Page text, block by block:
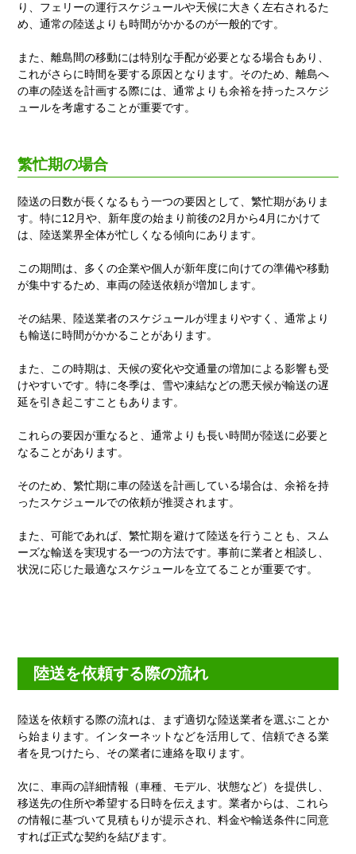
り、フェリーの運行スケジュールや天候に大きく左右されるた
め、通常の陸送よりも時間がかかるのが一般的です。
また、離島間の移動には特別な手配が必要となる場合もあり、
これがさらに時間を要する原因となります。そのため、離島へ
の車の陸送を計画する際には、通常よりも余裕を持ったスケジ
ュールを考慮することが重要です。
繁忙期の場合
陸送の日数が長くなるもう一つの要因として、繁忙期がありま
す。特に12月や、新年度の始まり前後の2月から4月にかけて
は、陸送業界全体が忙しくなる傾向にあります。
この期間は、多くの企業や個人が新年度に向けての準備や移動
が集中するため、車両の陸送依頼が増加します。
その結果、陸送業者のスケジュールが埋まりやすく、通常より
も輸送に時間がかかることがあります。
また、この時期は、天候の変化や交通量の増加による影響も受
けやすいです。特に冬季は、雪や凍結などの悪天候が輸送の遅
延を引き起こすこともあります。
これらの要因が重なると、通常よりも長い時間が陸送に必要と
なることがあります。
そのため、繁忙期に車の陸送を計画している場合は、余裕を持
ったスケジュールでの依頼が推奨されます。
また、可能であれば、繁忙期を避けて陸送を行うことも、スム
ーズな輸送を実現する一つの方法です。事前に業者と相談し、
状況に応じた最適なスケジュールを立てることが重要です。
陸送を依頼する際の流れ
陸送を依頼する際の流れは、まず適切な陸送業者を選ぶことか
ら始まります。インターネットなどを活用して、信頼できる業
者を見つけたら、その業者に連絡を取ります。
次に、車両の詳細情報（車種、モデル、状態など）を提供し、
移送先の住所や希望する日時を伝えます。業者からは、これら
の情報に基づいて見積もりが提示され、料金や輸送条件に同意
すれば正式な契約を結びます。